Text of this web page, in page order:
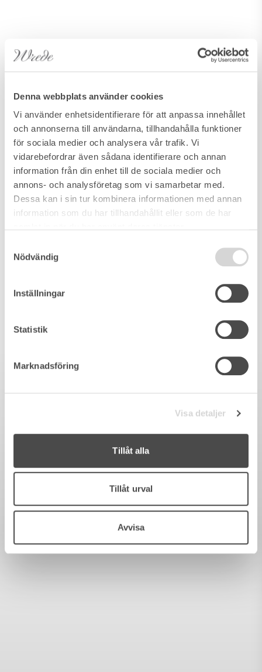
Denna webbplats använder cookies
Vi använder enhetsidentifierare för att anpassa innehållet
och annonserna till användarna, tillhandahålla funktioner
för sociala medier och analysera vår trafik. Vi
vidarebefordrar även sådana identifierare och annan
information från din enhet till de sociala medier och
annons- och analysföretag som vi samarbetar med.
Dessa kan i sin tur kombinera informationen med annan
information som du har tillhandahållit eller som de har
Nödvändig
Inställningar
Statistik
Marknadsföring
Visa detaljer
Tillåt alla
Tillåt urval
Avvisa